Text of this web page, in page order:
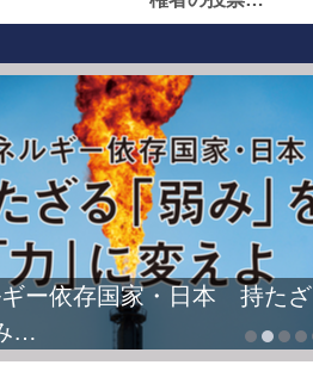
ー依存国家・日本 持たざ
…